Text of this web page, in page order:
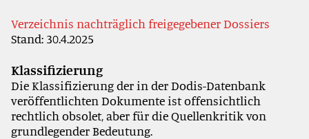
Verzeichnis nachträglich freigegebener Dossiers
Stand: 30.4.2025
Klassifizierung
Die Klassifizierung der in der Dodis-Datenbank
veröffentlichten Dokumente ist offensichtlich
rechtlich obsolet, aber für die Quellenkritik von
grundlegender Bedeutung.